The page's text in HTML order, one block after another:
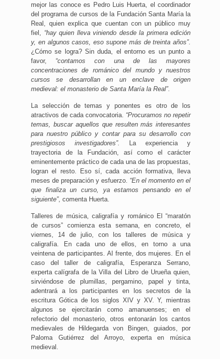
mejor las conoce es Pedro Luis Huerta, el coordinador
del programa de cursos de la Fundación Santa María la
Real, quien explica que cuentan con un público muy
fiel, “hay quien lleva viniendo desde la primera edición
y, en algunos casos, eso supone más de treinta años”.
¿Cómo se logra? Sin duda, el entorno es un punto a
favor, “contamos con una de las mayores
concentraciones de románico del mundo y nuestros
cursos se desarrollan en un enclave de origen
medieval: el monasterio de Santa María la Real”.
La selección de temas y ponentes es otro de los
atractivos de cada convocatoria. “Procuramos no repetir
temas, buscar aquellos que resulten más interesantes
para nuestro público y contar para su desarrollo con
prestigiosos investigadores”.
La experiencia y
trayectoria de la Fundación, así como el carácter
eminentemente práctico de cada una de las propuestas,
logran el resto. Eso sí, cada acción formativa, lleva
meses de preparación y esfuerzo. “En el momento en el
que finaliza un curso, ya estamos pensando en el
siguiente”, comenta Huerta.
Talleres de música, caligrafía y románico El “maratón
de cursos” comienza esta semana, en concreto, el
viernes, 14 de julio, con los talleres de música y
caligrafía. En cada uno de ellos, en torno a una
veintena de participantes. Al frente, dos mujeres. En el
caso del taller de caligrafía, Esperanza Serrano,
experta calígrafa de la Villa del Libro de Urueña quien,
sirviéndose de plumillas, pergamino, papel y tinta,
adentrará a los participantes en los secretos de la
escritura Gótica de los siglos XIV y XV. Y, mientras
algunos se ejercitarán como amanuenses; en el
refectorio del monasterio, otros entonarán los cantos
medievales de Hildegarda von Bingen, guiados, por
Paloma Gutiérrez del Arroyo, experta en música
medieval.